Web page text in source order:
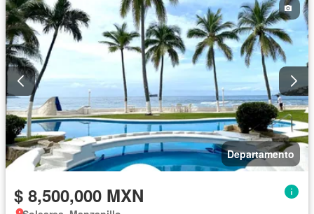
Departamento
$ 8,500,000 MXN